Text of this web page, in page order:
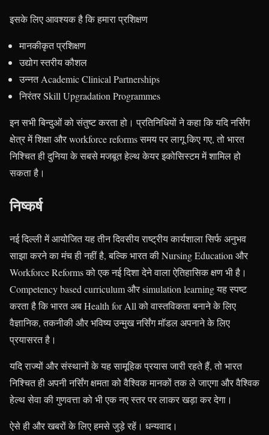
इसके लिए आवश्यक है कि हमारा प्रशिक्षण
मानकीकृत प्रशिक्षण
उद्योग स्तरीय कौशल
उन्नत Academic Clinical Partnerships
निरंतर Skill Upgradation Programmes
इन सभी बिन्दुओं को संतुष्ट करता हो। प्रतिनिधियों ने कहा कि यदि नर्सिंग
क्षेत्र में शिक्षा और workforce reforms समय पर लागू किए गए, तो भारत
निश्चित ही दुनिया के सबसे मजबूत हेल्थ केयर इकोसिस्टम में शामिल हो
सकता है।
निष्कर्ष
नई दिल्ली में आयोजित यह तीन दिवसीय राष्ट्रीय कार्यशाला सिर्फ अनुभव
साझा करने का मंच ही नहीं है, बल्कि भारत की Nursing Education और
Workforce Reforms को एक नई दिशा देने वाला ऐतिहासिक क्षण भी है।
Competency based curriculum और simulation learning यह स्पष्ट
करता है कि भारत अब Health for All को वास्तविकता बनाने के लिए
वैज्ञानिक, तकनीकी और भविष्य उन्मुख नर्सिंग मॉडल अपनाने के लिए
प्रयासरत है।
यदि राज्यों और संस्थानों के यह सामूहिक प्रयास जारी रहते हैं, तो भारत
निश्चित ही अपनी नर्सिंग क्षमता को वैश्विक मानकों तक ले जाएगा और वैश्विक
हेल्थ सेवा की गुणवत्ता को भी एक नए स्तर पर लाकर खड़ा कर देगा।
ऐसे ही और खबरों के लिए हमसे जुड़े रहें। धन्यवाद।